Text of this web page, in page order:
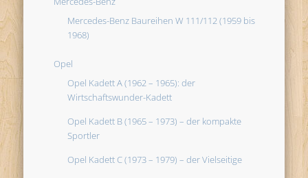
Mercedes-Benz Baureihen W 111/112 (1959 bis
1968)
Opel
Opel Kadett A (1962 – 1965): der
Wirtschaftswunder-Kadett
Opel Kadett B (1965 – 1973) – der kompakte
Sportler
Opel Kadett C (1973 – 1979) – der Vielseitige